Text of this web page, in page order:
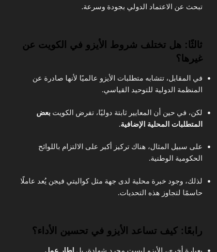
تبحث عن الاعتماد الدولي بجودة وسرعة.
ثالثًا: هل تختلف شروط الأيزو في الكويت عن
غيرها؟
في المقابل، تتشابه متطلبات الأيزو عالميًا لأنها صادرة عن
المنظمة الدولية للتوحيد القياسي.
لكن، في حين أن المعايير ثابتة دوليًا، تفرض الكويت بعض
المتطلبات المحلية الإضافية.
على سبيل المثال، هناك تركيز أكبر على الالتزام باللوائح
الحكومية الوطنية.
لذلك، وجود خبرة محلية لدى جهة مثل كواليتي فيجن يُعد عاملًا
حاسمًا لتجاوز هذه التحديات.
رابعًا: كيف تساعد الأيزو في تحسين الأداء؟